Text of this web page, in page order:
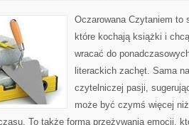
Oczarowana Czytaniem to
które kochają książki i
wracać do
literackich zachęt. Sama
czytelniczej pasji,
może być czymś więcej
To także forma przeżywania emocji,